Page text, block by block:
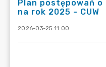
Plan postępowań
na rok 2025 - CUW
2026-03-25 11:00